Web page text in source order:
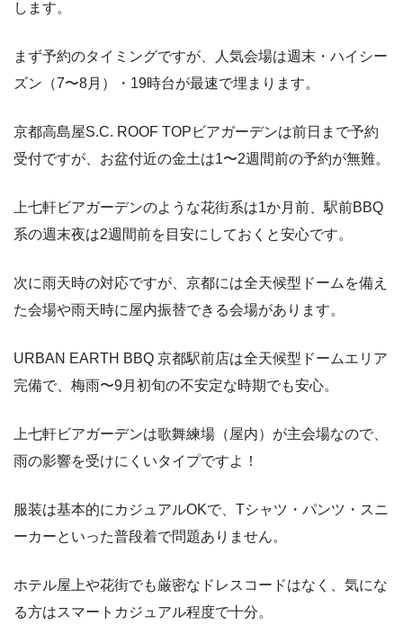
します。
まず予約のタイミングですが、人気会場は週末・ハイシー
ズン（7〜8月）・19時台が最速で埋まります。
京都高島屋S.C. ROOF TOPビアガーデンは前日まで予約
受付ですが、お盆付近の金土は1〜2週間前の予約が無難。
上七軒ビアガーデンのような花街系は1か月前、駅前BBQ
系の週末夜は2週間前を目安にしておくと安心です。
次に雨天時の対応ですが、京都には全天候型ドームを備え
た会場や雨天時に屋内振替できる会場があります。
URBAN EARTH BBQ 京都駅前店は全天候型ドームエリア
完備で、梅雨〜9月初旬の不安定な時期でも安心。
上七軒ビアガーデンは歌舞練場（屋内）が主会場なので、
雨の影響を受けにくいタイプですよ！
服装は基本的にカジュアルOKで、Tシャツ・パンツ・スニ
ーカーといった普段着で問題ありません。
ホテル屋上や花街でも厳密なドレスコードはなく、気にな
る方はスマートカジュアル程度で十分。